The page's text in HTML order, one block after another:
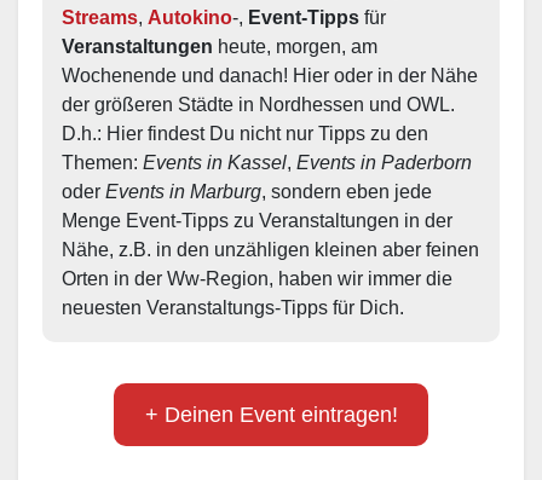
Streams, Autokino-, Event-Tipps
Veranstaltungen heute, morgen, am
Wochenende und danach! Hier oder in der Nähe
der größeren Städte in Nordhessen und OWL.
D.h.: Hier findest Du nicht nur Tipps zu den
Themen: Events in Kassel, Events in Paderborn
oder Events in Marburg, sondern eben jede
Menge Event-Tipps zu Veranstaltungen in der
Nähe, z.B. in den unzähligen kleinen aber feinen
Orten in der Ww-Region, haben wir immer die
neuesten Veranstaltungs-Tipps für Dich.
+ Deinen Event eintragen!